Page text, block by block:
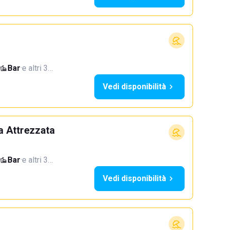
Bar·e altri 3…
Vedi disponibilità
Attrezzata
Bar·e altri 3…
Vedi disponibilità